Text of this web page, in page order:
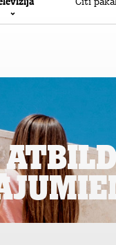
Meklēt...